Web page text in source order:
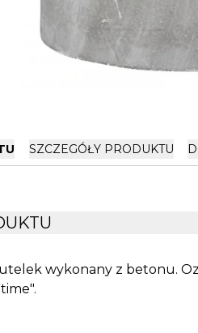
SZCZEGÓŁY PRODUKTU
wykonany z betonu.